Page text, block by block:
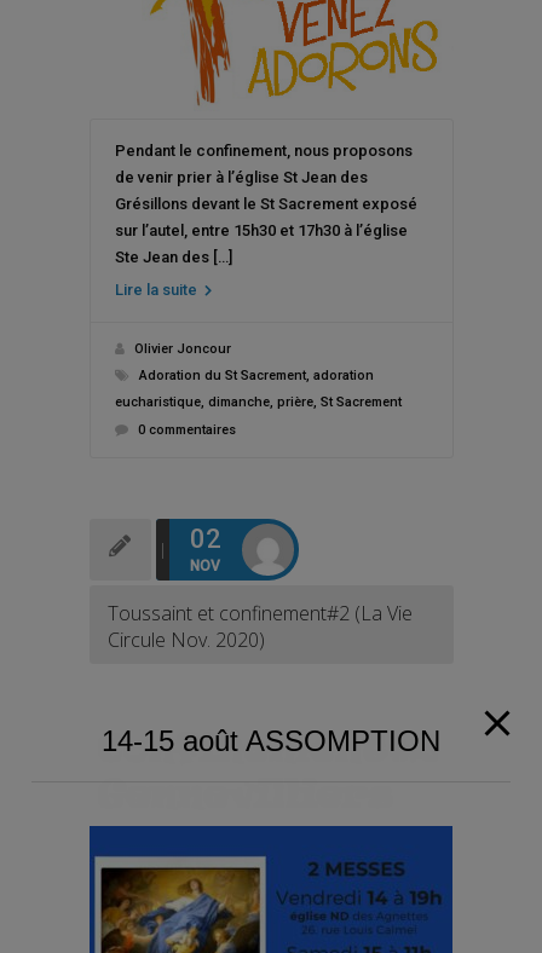
Pendant le confinement, nous proposons
de venir prier à l’église St Jean des
Grésillons devant le St Sacrement exposé
sur l’autel, entre 15h30 et 17h30 à l’église
Ste Jean des […]
Lire la suite
Olivier Joncour
Adoration du St Sacrement, adoration
eucharistique, dimanche, prière, St Sacrement
0 commentaires
02
NOV
Toussaint et confinement#2 (La Vie
Circule Nov. 2020)
Message de Mgr Rougé Chers frères et
soeurs du diocèse de Nanterre, Nous
14-15 août ASSOMPTION